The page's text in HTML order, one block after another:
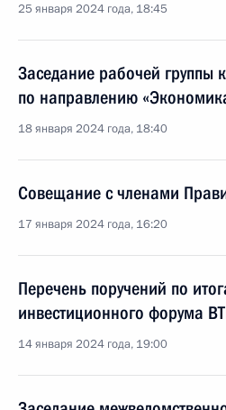
25 января 2024 года, 18:45
Заседание рабочей группы
по направлению
18 января 2024 года, 18:40
Совещание с членами
17 января 2024 года, 16:20
Перечень поручений по
инвестиционного форума
14 января 2024 года, 19:00